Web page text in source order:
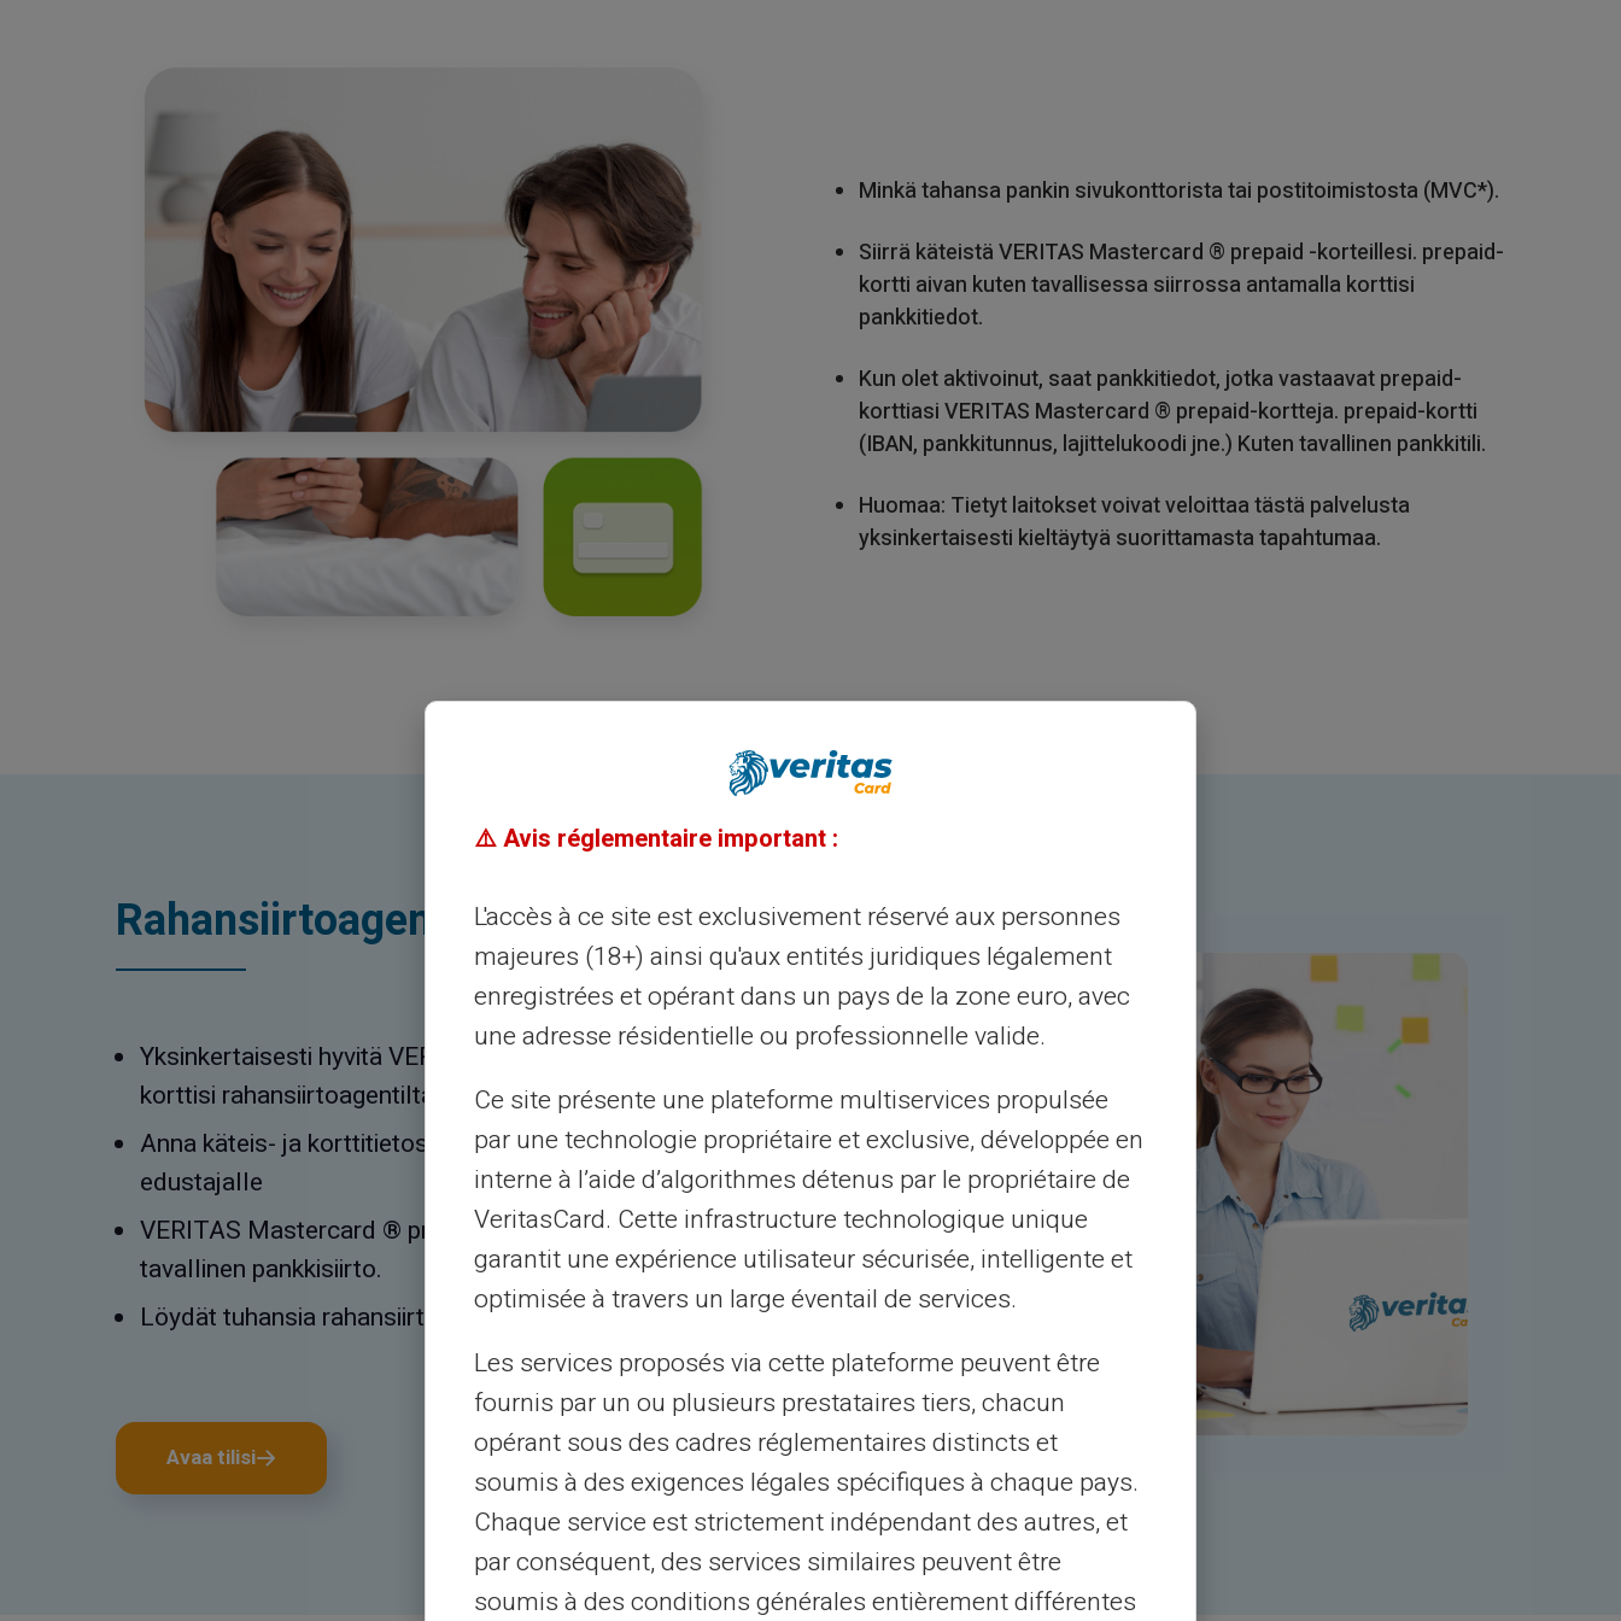
Minkä tahansa pankin sivukonttorista tai postitoimistosta (MVC*).
Siirrä käteistä VERITAS Mastercard ® prepaid -korteillesi. prepaid-
kortti aivan kuten tavallisessa siirrossa antamalla korttisi
pankkitiedot.
Kun olet aktivoinut, saat pankkitiedot, jotka vastaavat prepaid-
korttiasi VERITAS Mastercard ® prepaid-kortteja. prepaid-kortti
(IBAN, pankkitunnus, lajittelukoodi jne.) Kuten tavallinen pankkitili.
Huomaa: Tietyt laitokset voivat veloittaa tästä palvelusta
yksinkertaisesti kieltäytyä suorittamasta tapahtumaa.
Rahansiirtoagentilta
Yksinkertaisesti hyvitä VERITAS Mastercard ® prepaid -
korttisi rahansiirtoagentilta.
Anna käteis- ja korttitietosi rahansiirtotoimiston
edustajalle
VERITAS Mastercard ® prepaid -korttisi hyvitetään kuten
tavallinen pankkisiirto.
Löydät tuhansia rahansiirtotoimistoja jokaisessa maassa
Avaa tilisi
⚠️ Avis réglementaire important :
L'accès à ce site est exclusivement réservé aux personnes
majeures (18+) ainsi qu'aux entités juridiques légalement
enregistrées et opérant dans un pays de la zone euro, avec
une adresse résidentielle ou professionnelle valide.
Ce site présente une plateforme multiservices propulsée
par une technologie propriétaire et exclusive, développée en
interne à l’aide d’algorithmes détenus par le propriétaire de
VeritasCard. Cette infrastructure technologique unique
garantit une expérience utilisateur sécurisée, intelligente et
optimisée à travers un large éventail de services.
Les services proposés via cette plateforme peuvent être
fournis par un ou plusieurs prestataires tiers, chacun
opérant sous des cadres réglementaires distincts et
soumis à des exigences légales spécifiques à chaque pays.
Chaque service est strictement indépendant des autres, et
par conséquent, des services similaires peuvent être
soumis à des conditions générales entièrement différentes